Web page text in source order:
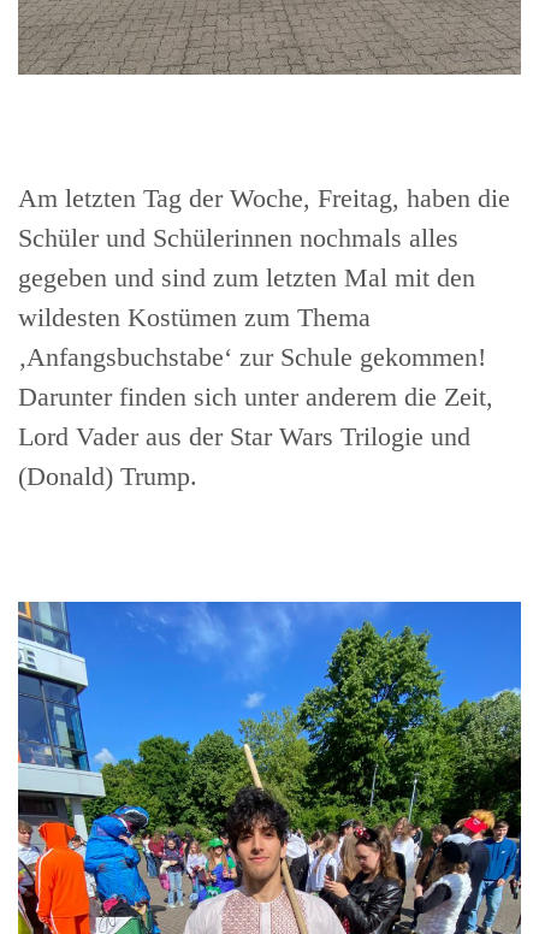
Am letzten Tag der Woche, Freitag, haben die
Schüler und Schülerinnen nochmals alles
gegeben und sind zum letzten Mal mit den
wildesten Kostümen zum Thema
‚Anfangsbuchstabe‘ zur Schule gekommen!
Darunter finden sich unter anderem die Zeit,
Lord Vader aus der Star Wars Trilogie und
(Donald) Trump.